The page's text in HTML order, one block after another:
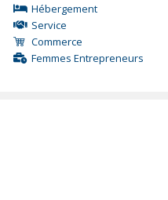
Hébergement
Service
Commerce
Femmes Entrepreneurs